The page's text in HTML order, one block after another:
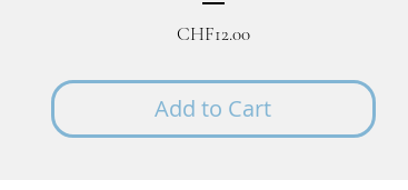
CHF12.00Price
Add to Cart